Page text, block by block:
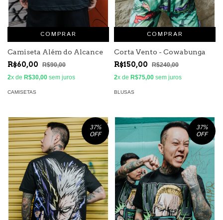
COMPRAR
Camiseta Além do Alcance
R$60,00
R$90,00
2x de R$30,00 sem juros
CAMISETAS
COMPRAR
Corta Vento - Cowabunga
R$150,00
R$240,00
2x de R$75,00 sem juros
BLUSAS
37%
OFF
37%
OFF